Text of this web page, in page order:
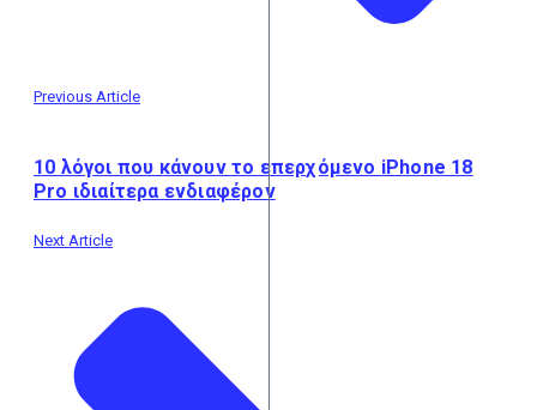
Previous Article
10 λόγοι που κάνουν το επερχόμενο iPhone 18
Pro ιδιαίτερα ενδιαφέρον
Next Article